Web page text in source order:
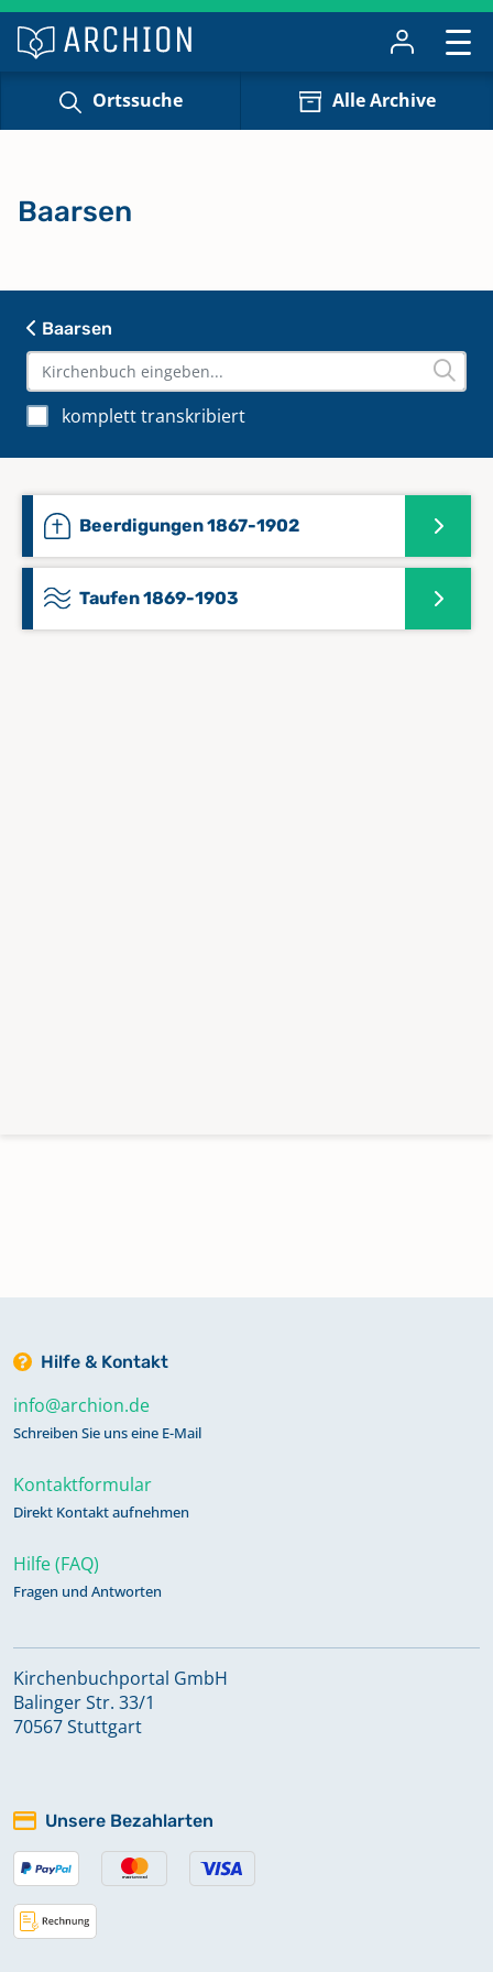
Ortssuche Alle Archive
Baarsen
komplett transkribiert
Beerdigungen 1867-1902
Taufen 1869-1903
Baarsen
Hilfe & Kontakt
info@archion.de
Schreiben Sie uns eine E-Mail
Kontaktformular
Direkt Kontakt aufnehmen
Hilfe (FAQ)
Fragen und Antworten
Kirchenbuchportal GmbH
Balinger Str. 33/1
70567 Stuttgart
Unsere Bezahlarten